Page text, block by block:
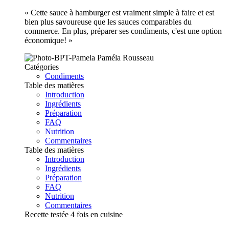
« Cette sauce à hamburger est vraiment simple à faire et est
bien plus savoureuse que les sauces comparables du
commerce. En plus, préparer ses condiments, c'est une option
économique! »
Paméla Rousseau
Catégories
Condiments
Table des matières
Introduction
Ingrédients
Préparation
FAQ
Nutrition
Commentaires
Table des matières
Introduction
Ingrédients
Préparation
FAQ
Nutrition
Commentaires
Recette testée 4 fois en cuisine